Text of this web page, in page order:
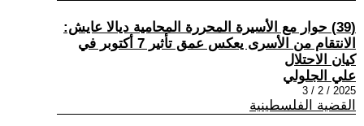
(39) حوار مع الأسيرة المحررة المحامية ديالا عايش:
الانتقام من الأسرى يعكس عمق تأثير 7 أكتوبر في
كيان الاحتلال
علي الجلولي
2025 / 2 / 3
القضية الفلسطينية